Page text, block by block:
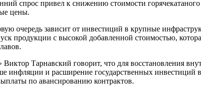
спрос привел к снижению стоимости
цены.
очередь зависит от инвестиций в крупные
продукции с высокой добавленной стоимостью,
Тарнавский говорит, что для восстановления
инфляции и расширение государственных
по авансированию контрактов.